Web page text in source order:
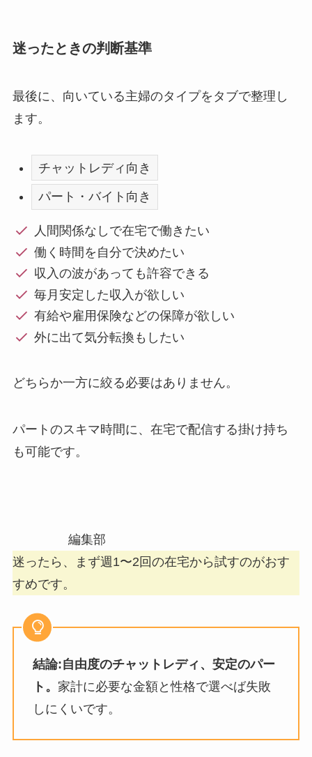
迷ったときの判断基準
最後に、向いている主婦のタイプをタブで整理し
ます。
チャットレディ向き
パート・バイト向き
人間関係なしで在宅で働きたい
働く時間を自分で決めたい
収入の波があっても許容できる
毎月安定した収入が欲しい
有給や雇用保険などの保障が欲しい
外に出て気分転換もしたい
どちらか一方に絞る必要はありません。
パートのスキマ時間に、在宅で配信する掛け持ち
も可能です。
編集部
迷ったら、まず週1〜2回の在宅から試すのがおす
すめです。
結論:自由度のチャットレディ、安定のパー
ト。 家計に必要な金額と性格で選べば失敗
しにくいです。